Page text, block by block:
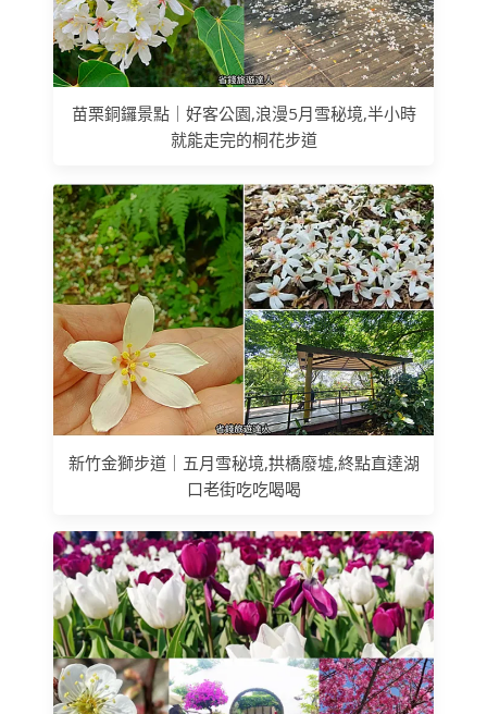
苗栗銅鑼景點｜好客公園,浪漫5月雪秘境,半小時
就能走完的桐花步道
新竹金獅步道｜五月雪秘境,拱橋廢墟,終點直達湖
口老街吃吃喝喝